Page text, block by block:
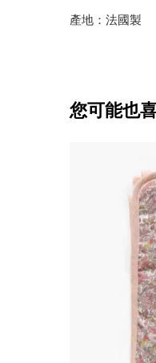
產地：法國製
您可能也